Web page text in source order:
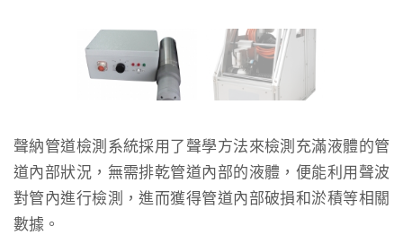
聲納管道檢測系統採用了聲學方法來檢測充滿液體的管
道內部狀況，無需排乾管道內部的液體，便能利用聲波
對管內進行檢測，進而獲得管道內部破損和淤積等相關
數據。